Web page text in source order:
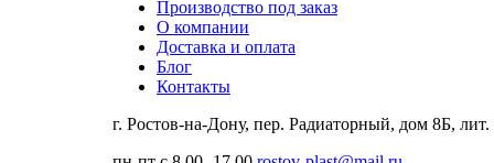
Производство под заказ
О компании
Доставка и оплата
Блог
Контакты
г. Ростов-на-Дону, пер. Радиаторный, дом 8Б,